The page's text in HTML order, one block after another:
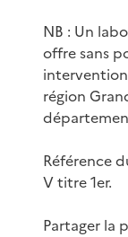
NB : Un
offre sans
région
Référence
V titre 1er.
Partager la